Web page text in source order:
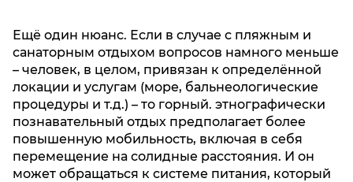
Ещё один нюанс. Если в случае с пляжным и
санаторным отдыхом вопросов намного меньше
– человек, в целом, привязан к определённой
локации и услугам (море, бальнеологические
процедуры и т.д.) – то горный. этнографически
познавательный отдых предполагает более
повышенную мобильность, включая в себя
перемещение на солидные расстояния. И он
может обращаться к системе питания, который